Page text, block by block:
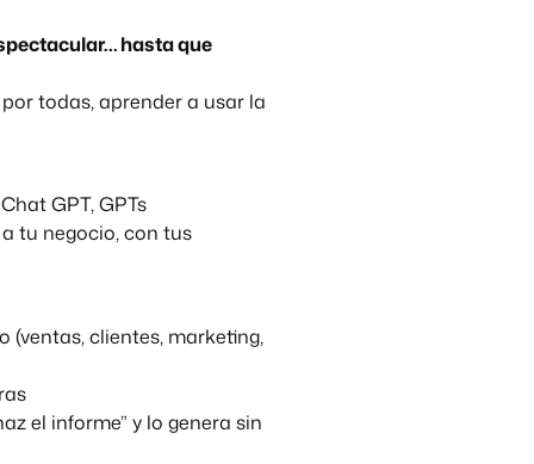
hasta que
todas, aprender a usar la
GPT, GPTs
tu negocio, con tus
(ventas, clientes, marketing,
el informe” y lo genera sin